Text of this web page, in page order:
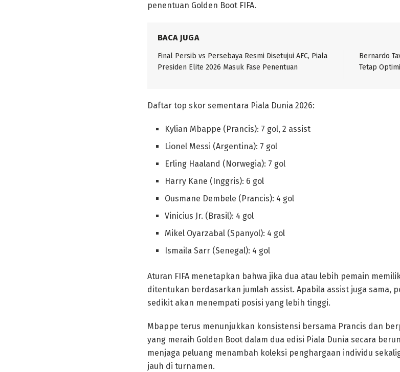
penentuan Golden Boot FIFA.
BACA JUGA
Final Persib vs Persebaya Resmi Disetujui AFC, Piala
Presiden Elite 2026 Masuk Fase Penentuan
Bernardo
Tetap
Daftar top skor sementara Piala Dunia 2026:
Kylian Mbappe (Prancis): 7 gol, 2 assist
Lionel Messi (Argentina): 7 gol
Erling Haaland (Norwegia): 7 gol
Harry Kane (Inggris): 6 gol
Ousmane Dembele (Prancis): 4 gol
Vinicius Jr. (Brasil): 4 gol
Mikel Oyarzabal (Spanyol): 4 gol
Ismaila Sarr (Senegal): 4 gol
Aturan FIFA menetapkan bahwa jika dua atau lebih pemain
ditentukan berdasarkan jumlah assist. Apabila assist juga sama,
sedikit akan menempati posisi yang lebih tinggi.
Mbappe terus menunjukkan konsistensi bersama Prancis dan
yang meraih Golden Boot dalam dua edisi Piala Dunia secara
menjaga peluang menambah koleksi penghargaan individu
jauh di turnamen.